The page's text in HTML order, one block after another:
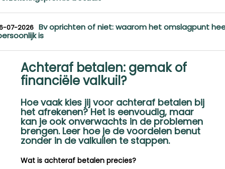
07-2026 Bv oprichten of niet: waarom het omslagpunt
is
Achteraf betalen: gemak of
financiële valkuil?
Hoe vaak kies jij voor achteraf betalen bij
het afrekenen? Het is eenvoudig, maar
kan je ook onverwachts in de problemen
brengen. Leer hoe je de voordelen benut
zonder in de valkuilen te stappen.
Wat is achteraf betalen precies?